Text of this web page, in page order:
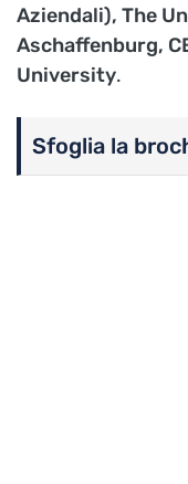
Aziendali), The
Aschaffenburg,
University.
Sfoglia la